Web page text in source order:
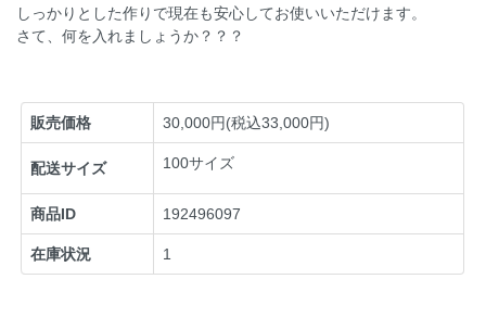
しっかりとした作りで現在も安心してお使いいただけます。
さて、何を入れましょうか？？？
販売価格 30,000円(税込33,000円)
配送サイズ 100サイズ
商品ID 192496097
在庫状況 1